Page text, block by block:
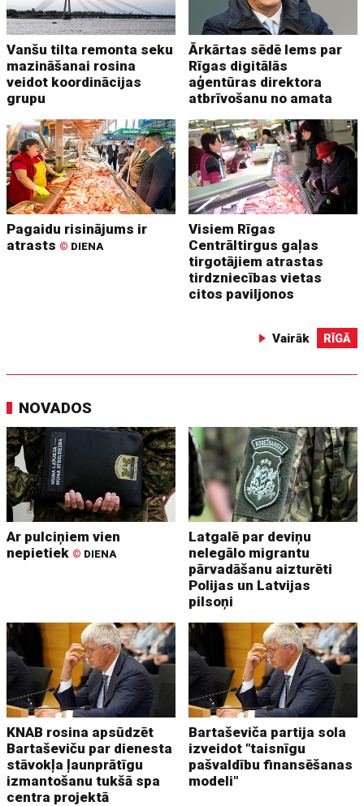
Vanšu tilta remonta seku
mazināšanai rosina
veidot koordinācijas
grupu
Ārkārtas sēdē lems par
Rīgas digitālās
aģentūras direktora
atbrīvošanu no amata
Pagaidu risinājums ir
atrasts © DIENA
Visiem Rīgas
Centrāltirgus gaļas
tirgotājiem atrastas
tirdzniecības vietas
citos paviljonos
Vairāk RĪGĀ
NOVADOS
Ar pulciņiem vien
nepietiek © DIENA
Latgalē par deviņu
nelegālo migrantu
pārvadāšanu aizturēti
Polijas un Latvijas
pilsoņi
KNAB rosina apsūdzēt
Bartaševiču par dienesta
stāvokļa ļaunprātīgu
izmantošanu tukšā spa
centra projektā
Bartaševiča partija sola
izveidot "taisnīgu
pašvaldību finansēšanas
modeli"